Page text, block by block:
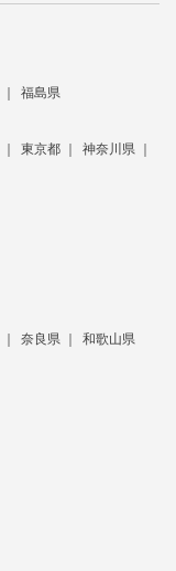
福島県
東京都
神奈川県
奈良県 和歌山県